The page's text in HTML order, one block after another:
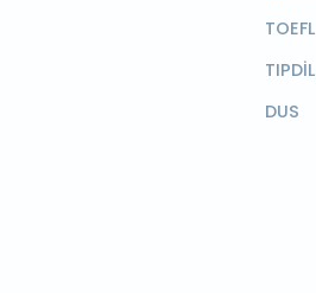
TOEFL
TIPDİL
DUS